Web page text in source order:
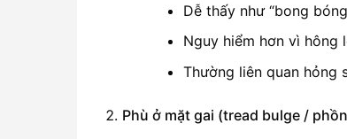
Dễ thấy như “bong
Nguy hiểm hơn vì hông
Thường liên quan hỏng
Phù ở mặt gai (tread bulge /